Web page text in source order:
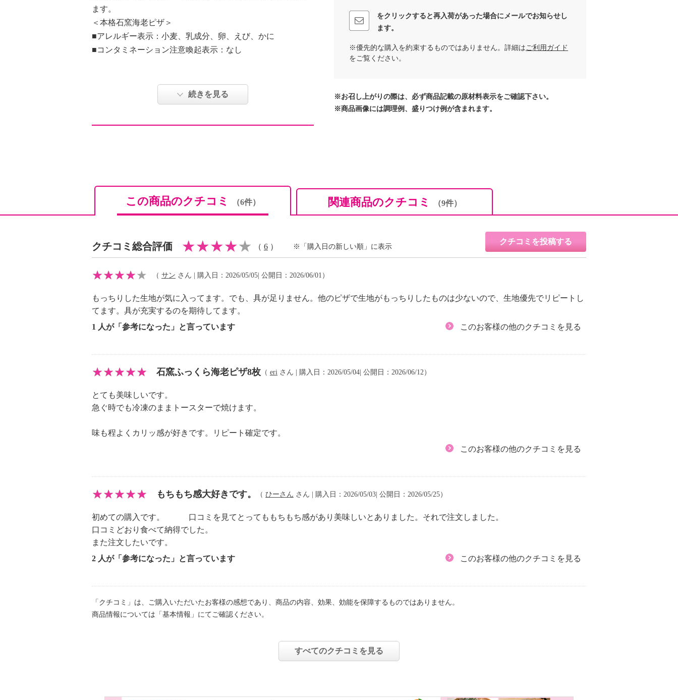
ます。
＜本格石窯海老ピザ＞
■アレルギー表示：小麦、乳成分、卵、えび、かに
■コンタミネーション注意喚起表示：なし
ざいます。ご了承ください。
し、アメリケーヌソースで仕上げました。海老を充分に堪能
できるピザです。ピザ生地は、石窯で二度焼きし、外側はカ
リッと、内側はもっちりとした食感に仕上げました。具だく
しんでいただけます。
・商品発送日より 賞味期限 冷凍９０日間
【同梱書類】
・なし
続きを見る
をクリックすると再入荷があった場合にメールでお知らせし
ます。
※優先的な購入を約束するものではありません。詳細は ご利用ガイド
をご覧ください。
※お召し上がりの際は、必ず商品記載の原材料表示をご確認下さい。
※商品画像には調理例、盛りつけ例が含まれます。
この商品のクチコミ （6件） 関連商品のクチコミ （9件）
クチコミ総合評価 （ 6 ）
クチコミを投稿する
※「購入日の新しい順」に表示
（ サン さん | 購入日：2026/05/05| 公開日：2026/06/01）
もっちりした生地が気に入ってます。でも、具が足りません。他のピザで生地がもっちりしたものは少ないので、生地優先でリピートし
てます。具が充実するのを期待してます。
1 人が「参考になった」と言っています
このお客様の他のクチコミを見る
石窯ふっくら海老ピザ8枚 （ eri さん | 購入日：2026/05/04| 公開日：2026/06/12）
とても美味しいです。
急ぐ時でも冷凍のままトースターで焼けます。
味も程よくカリッ感が好きです。リピート確定です。
このお客様の他のクチコミを見る
もちもち感大好きです。 （ ひーさん さん | 購入日：2026/05/03| 公開日：2026/05/25）
初めての購入です。 口コミを見てとってももちもち感があり美味しいとありました。それで注文しました。
口コミどおり食べて納得でした。
また注文したいです。
2 人が「参考になった」と言っています
このお客様の他のクチコミを見る
「クチコミ」は、ご購入いただいたお客様の感想であり、商品の内容、効果、効能を保障するものではありません。
商品情報については「基本情報」にてご確認ください。
すべてのクチコミを見る